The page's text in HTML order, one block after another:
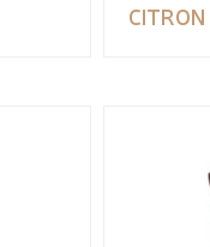
CITRON